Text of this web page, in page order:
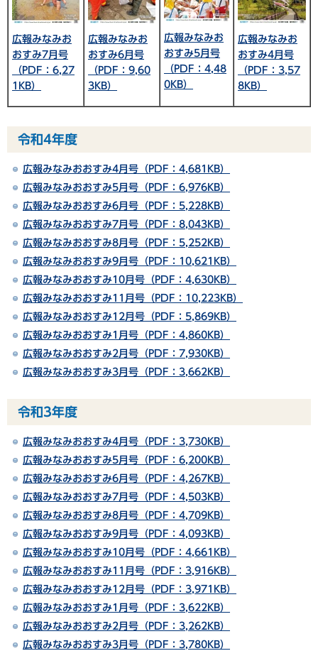
広報みなみお
おすみ7月号
（PDF：6,27
1KB）
広報みなみお
おすみ6月号
（PDF：9,60
3KB）
広報みなみお
おすみ5月号
（PDF：4,48
0KB）
広報みなみお
おすみ4月号
（PDF：3,57
8KB）
令和4年度
広報みなみおおすみ4月号（PDF：4,681KB）
広報みなみおおすみ5月号 （PDF：6,976KB）
広報みなみおおすみ6月号（PDF：5,228KB）
広報みなみおおすみ7月号（PDF：8,043KB）
広報みなみおおすみ8月号（PDF：5,252KB）
広報みなみおおすみ9月号（PDF：10,621KB）
広報みなみおおすみ10月号（PDF：4,630KB）
広報みなみおおすみ11月号（PDF：10,223KB）
広報みなみおおすみ12月号（PDF：5,869KB）
広報みなみおおすみ1月号（PDF：4,860KB）
広報みなみおおすみ2月号（PDF：7,930KB）
広報みなみおおすみ3月号（PDF：3,662KB）
令和3年度
広報みなみおおすみ4月号（PDF：3,730KB）
広報みなみおおすみ5月号（PDF：6,200KB）
広報みなみおおすみ6月号（PDF：4,267KB）
広報みなみおおすみ7月号（PDF：4,503KB）
広報みなみおおすみ8月号（PDF：4,709KB）
広報みなみおおすみ9月号（PDF：4,093KB）
広報みなみおおすみ10月号（PDF：4,661KB）
広報みなみおおすみ11月号（PDF：3,916KB）
広報みなみおおすみ12月号（PDF：3,971KB）
広報みなみおおすみ1月号（PDF：3,622KB）
広報みなみおおすみ2月号（PDF：3,262KB）
広報みなみおおすみ3月号（PDF：3,780KB）